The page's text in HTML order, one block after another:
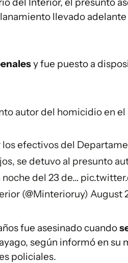
llevado
y fue puesto a
autor del homicidio en el
efectivos del
se detuvo al presunto
del 23 de…
(@Minterioruy) August
fue asesinado cuando
según informó en su
policiales.